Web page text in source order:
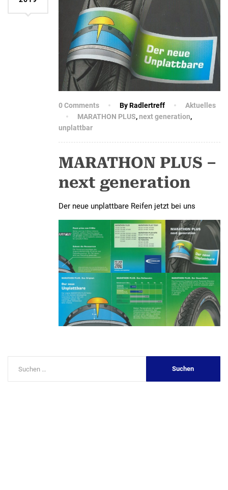
0 Comments By Radlertreff
Aktuelles
MARATHON PLUS,next generation,
unplattbar
MARATHON PLUS –
next generation
Der neue unplattbare Reifen jetzt bei uns